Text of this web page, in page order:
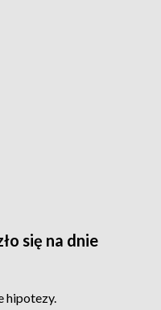
się na dnie
hipotezy.